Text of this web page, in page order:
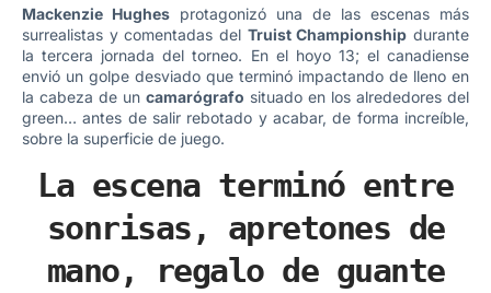
Mackenzie Hughes protagonizó una de las escenas más
surrealistas y comentadas del Truist Championship durante
la tercera jornada del torneo. En el hoyo 13; el canadiense
envió un golpe desviado que terminó impactando de lleno en
la cabeza de un camarógrafo situado en los alrededores del
green… antes de salir rebotado y acabar, de forma increíble,
sobre la superficie de juego.
La escena terminó entre
sonrisas, apretones de
mano, regalo de guante